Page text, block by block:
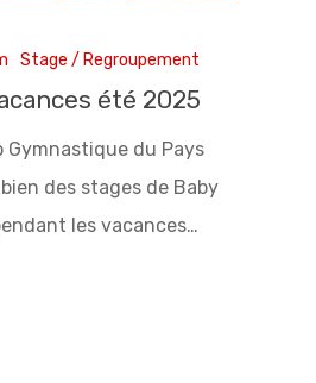
Stage / Regroupement
été 2025
Gymnastique du Pays
bien des stages de Baby
les vacances…